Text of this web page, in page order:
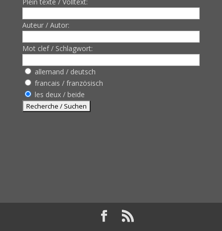
Auteur / Autor:
Mot clef / Schlagwort:
allemand / deutsch
francais / französisch
les deux / beide